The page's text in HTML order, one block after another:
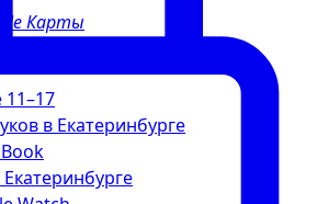
Карты
в Екатеринбурге